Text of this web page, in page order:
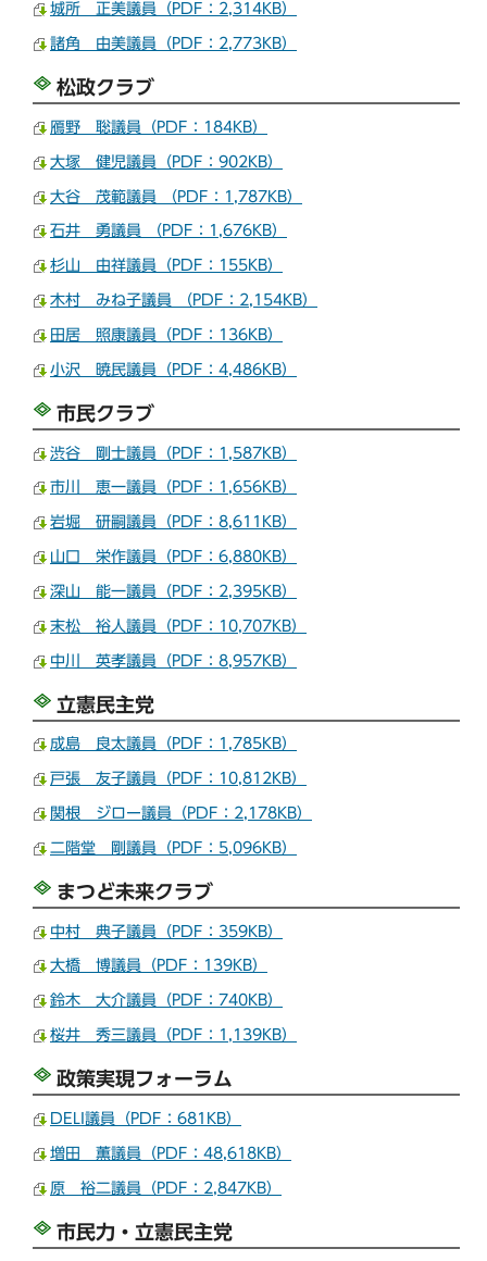
城所 正美議員（PDF：2,314KB）
諸角 由美議員（PDF：2,773KB）
松政クラブ
鴈野 聡議員（PDF：184KB）
大塚 健児議員（PDF：902KB）
大谷 茂範議員 （PDF：1,787KB）
石井 勇議員 （PDF：1,676KB）
杉山 由祥議員（PDF：155KB）
木村 みね子議員 （PDF：2,154KB）
田居 照康議員（PDF：136KB）
小沢 暁民議員（PDF：4,486KB）
市民クラブ
渋谷 剛士議員（PDF：1,587KB）
市川 恵一議員（PDF：1,656KB）
岩堀 研嗣議員（PDF：8,611KB）
山口 栄作議員（PDF：6,880KB）
深山 能一議員（PDF：2,395KB）
末松 裕人議員（PDF：10,707KB）
中川 英孝議員（PDF：8,957KB）
立憲民主党
成島 良太議員（PDF：1,785KB）
戸張 友子議員（PDF：10,812KB）
関根 ジロー議員（PDF：2,178KB）
二階堂 剛議員（PDF：5,096KB）
まつど未来クラブ
中村 典子議員（PDF：359KB）
大橋 博議員（PDF：139KB）
鈴木 大介議員（PDF：740KB）
桜井 秀三議員（PDF：1,139KB）
政策実現フォーラム
DELI議員（PDF：681KB）
増田 薫議員（PDF：48,618KB）
原 裕二議員（PDF：2,847KB）
市民力・立憲民主党